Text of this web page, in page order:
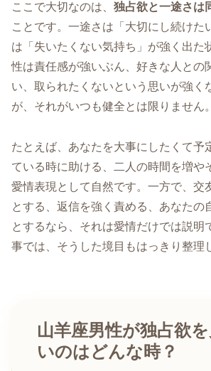
ここで大切なのは、 独占欲と一途さは
ことです。一途さは「大切にし続けた
は「失いたくない気持ち」が強く出た
性は責任感が強いぶん、好きな人との
い、取られたくないという思いが強く
が、それがいつも健全とは限りません。
たとえば、あなたを大事にしたくて予
ている時に助ける、二人の時間を増や
愛情表現として自然です。一方で、交
とする、返信を強く責める、あなたの
とするなら、それは愛情だけでは説明
事では、そうした境目もはっきり整理
山羊座男性が独占欲
いのはどんな時？